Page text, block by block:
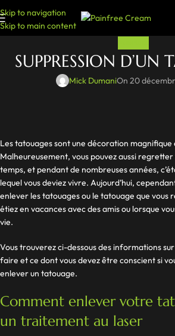
Skip to navigation
Skip to main content
SUPPRESSION D’UN
Mick DumaniOn 20
Les tatouages sont une décoration
Malheureusement, vous pouvez aussi
temps, et pendant de nombreuses années,
lequel vous deviez vivre. Aujourd’hui,
enlever les tatouages ou le tatouage que vous
étiez en vacances avec des amis ou lorsque
vie.
Vous trouverez ci-dessous des informations
faire et ce dont vous devez être conscient si
enlever un tatouage.
Comment enlever votre
un traitement au laser